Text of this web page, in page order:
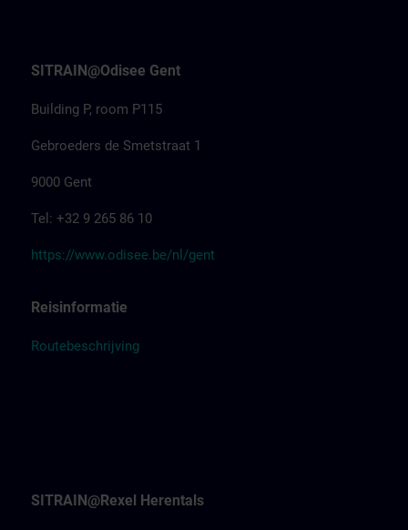
SITRAIN@Odisee Gent
Building P, room P115
Gebroeders de Smetstraat 1
9000 Gent
Tel: +32 9 265 86 10
https://www.odisee.be/nl/gent
Reisinformatie
Routebeschrijving
SITRAIN@Rexel Herentals